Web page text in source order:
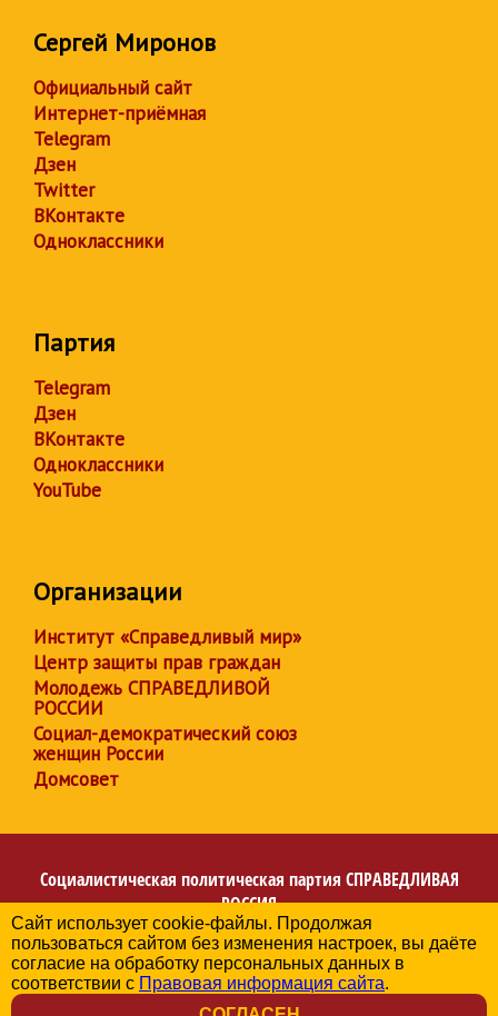
Сергей Миронов
Официальный сайт
Интернет-приёмная
Telegram
Дзен
Twitter
ВКонтакте
Одноклассники
Партия
Telegram
Дзен
ВКонтакте
Одноклассники
YouTube
Организации
Институт «Справедливый мир»
Центр защиты прав граждан
Молодежь СПРАВЕДЛИВОЙ
РОССИИ
Социал-демократический союз
женщин России
Домсовет
Социалистическая политическая партия СПРАВЕДЛИВАЯ
РОССИЯ
Региональное отделение партии в Ханты-Мансийском
автономном округе – Югре
© 2006-2026
Политика в отношении обработки персональных данных
Сайт использует cookie-файлы. Продолжая
пользоваться сайтом без изменения настроек, вы даёте
согласие на обработку персональных данных в
соответствии с Правовая информация сайта.